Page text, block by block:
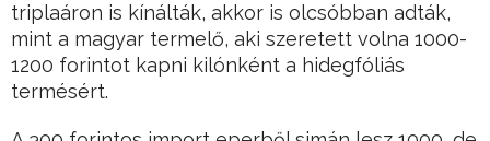
triplaáron is kínálták, akkor is olcsóbban adták,
mint a magyar termelő, aki szeretett volna 1000-
1200 forintot kapni kilónként a hidegfóliás
termésért.